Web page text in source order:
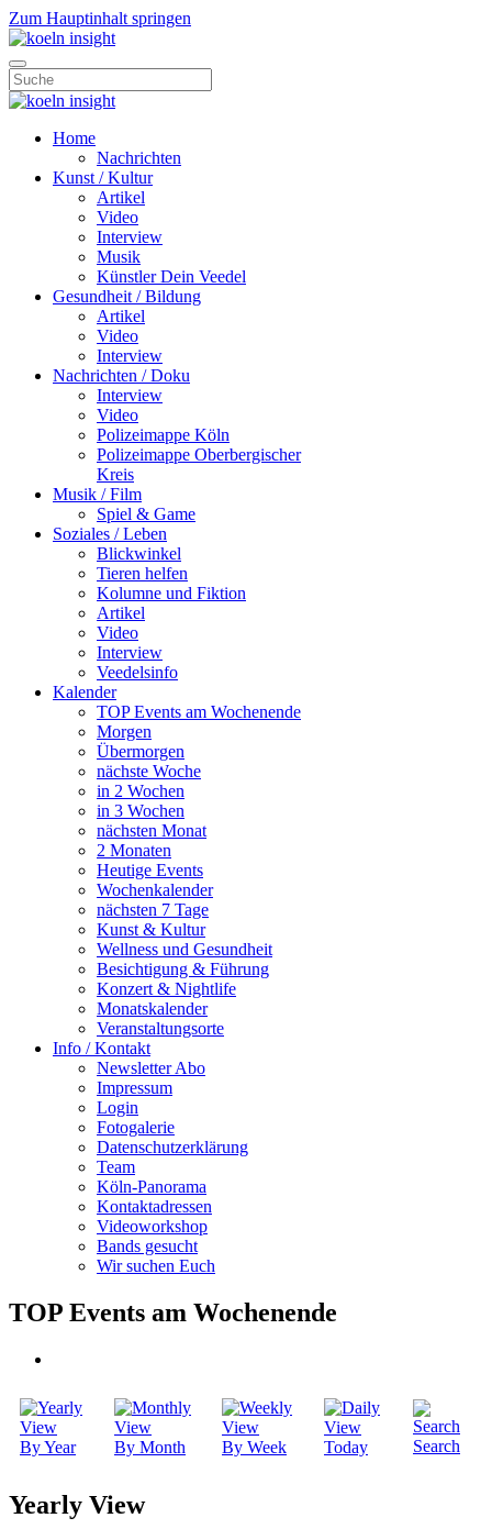
Zum Hauptinhalt springen
Home
Nachrichten
Kunst / Kultur
Artikel
Video
Interview
Musik
Künstler Dein Veedel
Gesundheit / Bildung
Artikel
Video
Interview
Nachrichten / Doku
Interview
Video
Polizeimappe Köln
Polizeimappe Oberbergischer
Kreis
Musik / Film
Spiel & Game
Soziales / Leben
Blickwinkel
Tieren helfen
Kolumne und Fiktion
Artikel
Video
Interview
Veedelsinfo
Kalender
TOP Events am Wochenende
Morgen
Übermorgen
nächste Woche
in 2 Wochen
in 3 Wochen
nächsten Monat
2 Monaten
Heutige Events
Wochenkalender
nächsten 7 Tage
Kunst & Kultur
Wellness und Gesundheit
Besichtigung & Führung
Konzert & Nightlife
Monatskalender
Veranstaltungsorte
Info / Kontakt
Newsletter Abo
Impressum
Login
Fotogalerie
Datenschutzerklärung
Team
Köln-Panorama
Kontaktadressen
Videoworkshop
Bands gesucht
Wir suchen Euch
TOP Events am Wochenende
By Year By Month By Week Today Search
Yearly View